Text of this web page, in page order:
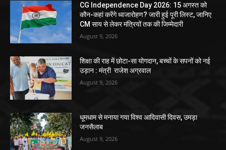
CG Independence Day 2026: 15 अगस्त को
कौन-कहां करेंगे ध्वजारोहण? जारी हुई पूरी लिस्ट, जानिए
CM साय से लेकर मंत्रियों तक की जिम्मेदारी
August 9, 2026
शिक्षा की राह में छोटा-सा योगदान, बच्चों के सपनों को नई
उड़ान : मंत्री राजेश अग्रवाल
August 9, 2026
धूमधाम से मनाया गया विश्व आदिवासी दिवस, उमड़ा
जनसैलाब
August 9, 2026